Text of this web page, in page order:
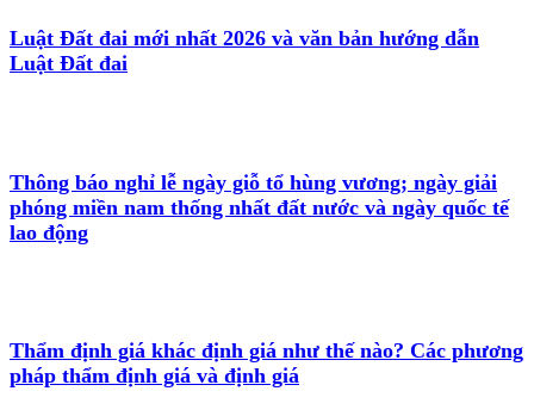
Luật Đất đai mới nhất 2026 và văn bản hướng dẫn
Luật Đất đai
Thông báo nghỉ lễ ngày giỗ tổ hùng vương; ngày giải
phóng miền nam thống nhất đất nước và ngày quốc tế
lao động
Thẩm định giá khác định giá như thế nào? Các phương
pháp thẩm định giá và định giá